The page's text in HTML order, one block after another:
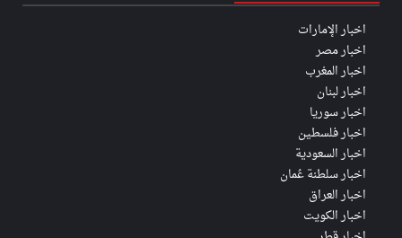
اخبار الإمارات
اخبار مصر
اخبار المغرب
اخبار لبنان
اخبار سوريا
اخبار فلسطين
اخبار السعودية
اخبار سلطنة عُمان
اخبار العراق
اخبار الكويت